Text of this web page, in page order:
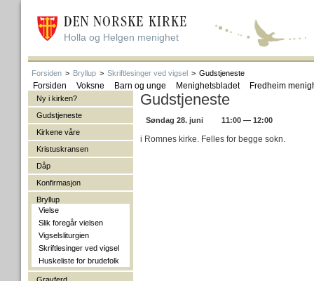
Holla og Helgen menighet
Forsiden > Bryllup > Skriftlesinger ved vigsel > Gudstjeneste
Forsiden Voksne Barn og unge Menighetsbladet Fredheim
Ny i kirken?
Gudstjeneste
Kirkene våre
Kristuskransen
Dåp
Konfirmasjon
Bryllup
Vielse
Slik foregår vielsen
Vigselsliturgien
Skriftlesinger ved vigsel
Huskeliste for brudefolk
Gudstjeneste
Søndag 28. juni 11:00 — 12:00
i Romnes kirke. Felles for begge sokn.